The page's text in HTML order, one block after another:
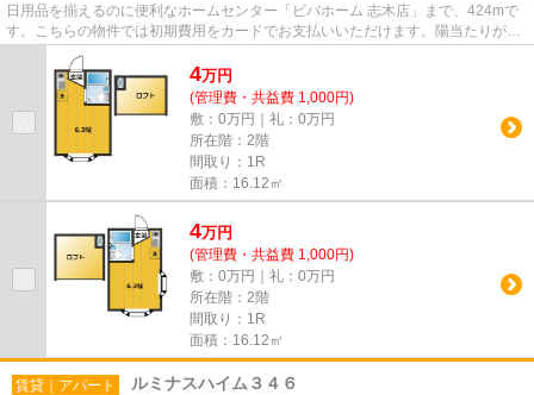
日用品を揃えるのに便利なホームセンター「ビバホーム 志木店」まで、424mで
す。こちらの物件では初期費用をカードでお支払いいただけます。陽当たりが良
く、日中は電気代が節約出来ま...
4万円
(管理費・共益費 1,000円)
敷：0万円｜礼：0万円
所在階：2階
間取り：1R
面積：16.12㎡
4万円
(管理費・共益費 1,000円)
敷：0万円｜礼：0万円
所在階：2階
間取り：1R
面積：16.12㎡
賃貸｜アパート ルミナスハイム３４６